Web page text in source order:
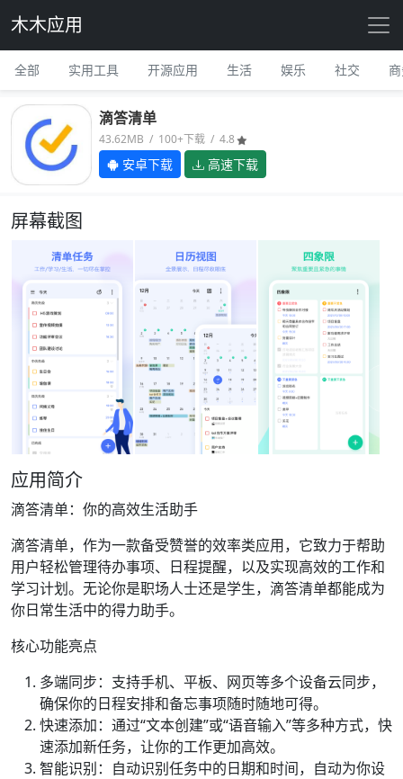
木木应用
全部 实用工具 开源应用 生活 娱乐 社交
滴答清单
43.62MB / 100+下载 / 4.8
安卓下载 高速下载
屏幕截图
应用简介
滴答清单：你的高效生活助手
滴答清单，作为一款备受赞誉的效率类应用，它致力于帮助
用户轻松管理待办事项、日程提醒，以及实现高效的工作和
学习计划。无论你是职场人士还是学生，滴答清单都能成为
你日常生活中的得力助手。
核心功能亮点
多端同步：支持手机、平板、网页等多个设备云同步，
确保你的日程安排和备忘事项随时随地可得。
快速添加：通过“文本创建”或“语音输入”等多种方式，快
速添加新任务，让你的工作更加高效。
智能识别：自动识别任务中的日期和时间，自动为你设